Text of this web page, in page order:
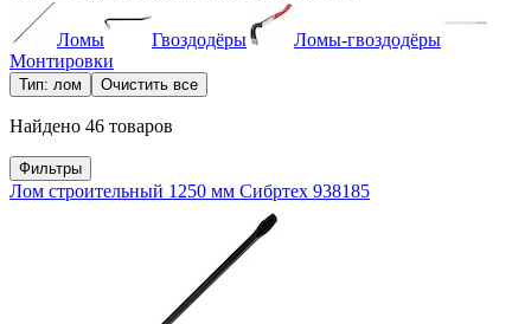
Ломы Гвоздодёры
Ломы-гвоздодёры
Монтировки
Тип: лом Очистить все
Найдено 46 товаров
Фильтры
Лом строительный 1250 мм Сибртех 938185